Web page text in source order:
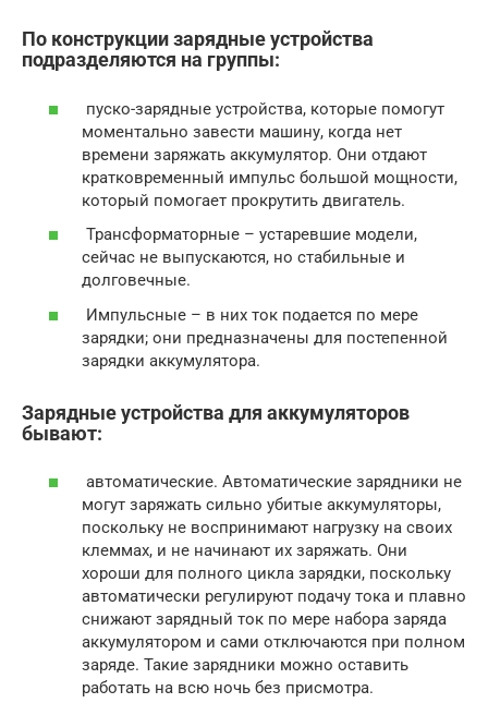
По конструкции зарядные устройства
подразделяются на группы:
пуско-зарядные устройства, которые помогут
моментально завести машину, когда нет
времени заряжать аккумулятор. Они отдают
кратковременный импульс большой мощности,
который помогает прокрутить двигатель.
Трансформаторные – устаревшие модели,
сейчас не выпускаются, но стабильные и
долговечные.
Импульсные – в них ток подается по мере
зарядки; они предназначены для постепенной
зарядки аккумулятора.
Зарядные устройства для аккумуляторов
бывают:
автоматические. Автоматические зарядники не
могут заряжать сильно убитые аккумуляторы,
поскольку не воспринимают нагрузку на своих
клеммах, и не начинают их заряжать. Они
хороши для полного цикла зарядки, поскольку
автоматически регулируют подачу тока и плавно
снижают зарядный ток по мере набора заряда
аккумулятором и сами отключаются при полном
заряде. Такие зарядники можно оставить
работать на всю ночь без присмотра.